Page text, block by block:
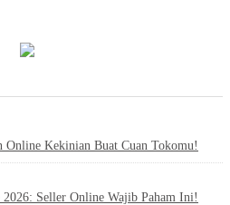
Online Kekinian Buat Cuan Tokomu!
Seller Online Wajib Paham Ini!